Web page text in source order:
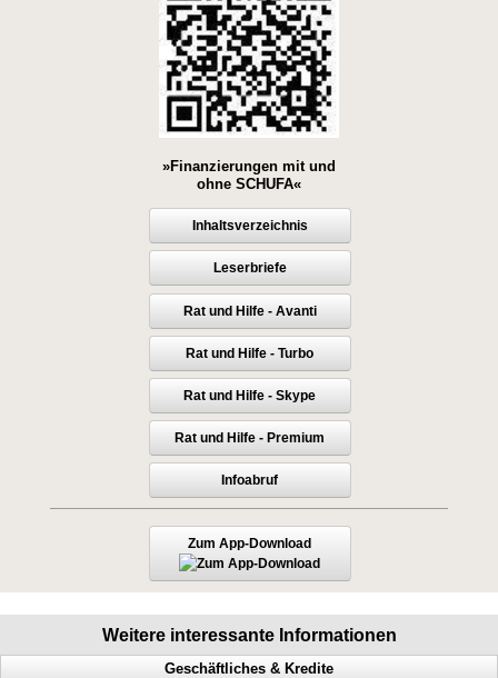
»Finanzierungen mit und
ohne SCHUFA«
Inhaltsverzeichnis
Leserbriefe
Rat und Hilfe - Avanti
Rat und Hilfe - Turbo
Rat und Hilfe - Skype
Rat und Hilfe - Premium
Infoabruf
Zum App-Download
Weitere interessante Informationen
Geschäftliches & Kredite